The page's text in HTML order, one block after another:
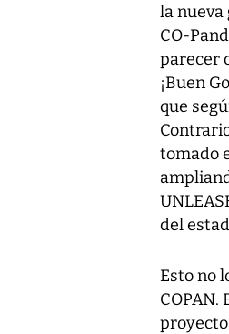
la nueva
CO-
parecer
¡Buen
que
tomado
del
Esto no
COPAN.